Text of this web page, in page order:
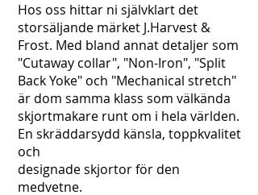
Hos oss hittar ni självklart det
storsäljande märket J.Harvest &
Frost. Med bland annat detaljer som
"Cutaway collar", "Non-Iron", "Split
Back Yoke" och "Mechanical stretch"
är dom samma klass som välkända
skjortmakare runt om i hela världen.
En skräddarsydd känsla, toppkvalitet
och
designade skjortor för den
medvetne.